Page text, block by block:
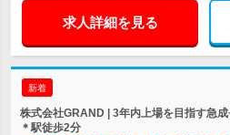
求人詳細を見る
新着
株式会社GRAND | 3年内上場を目指す急
＊駅徒歩2分